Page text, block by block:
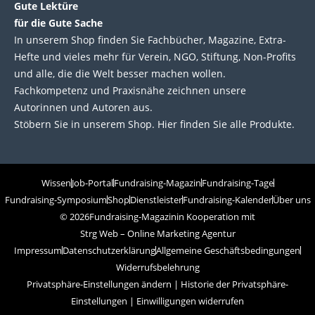
Gute Lektüre
für die Gute Sache
In unserem Shop finden Sie Fachbücher, Magazine, Extra-
Hefte und vieles mehr für Verein, NGO, Stiftung, Non-Profits
und alle, die die Welt besser machen wollen.
Fachkompetenz und Praxisnähe zeichnen unsere
Autorinnen und Autoren aus.
Stöbern Sie in unserem Shop. Hier finden Sie alle Produkte.
WissenJob-PortalFundraising-MagazinFundraising-Tage
Fundraising-SymposiumShopDienstleisterFundraising-KalenderÜber uns
© 2026Fundraising-Magazinin Kooperation mit
Strg Web – Online Marketing Agentur
ImpressumDatenschutzerklärungAllgemeine Geschäftsbedingungen
Widerrufsbelehrung
Privatsphäre-Einstellungen ändern | Historie der Privatsphäre-
Einstellungen | Einwilligungen widerrufen